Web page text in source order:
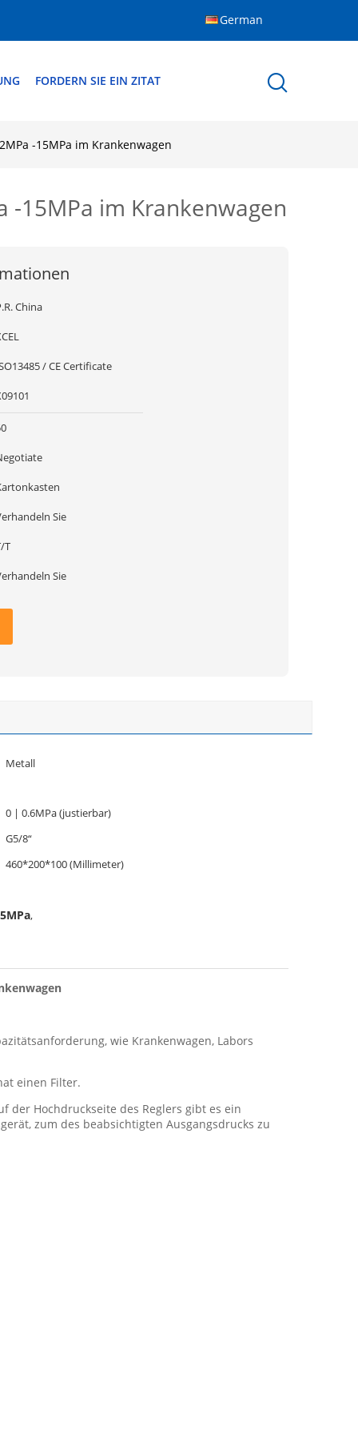
German
FORDERN SIE EIN ZITAT
-15MPa im Krankenwagen
-15MPa im Krankenwagen
China
/ CE Certificate
Sie
T
Sie
Metall
0 | 0.6MPa (justierbar)
G5/8“
460*200*100 (Millimeter)
,
wie Krankenwagen, Labors
einen Filter.
der Hochdruckseite des Reglers gibt es ein
zum des beabsichtigten Ausgangsdrucks zu